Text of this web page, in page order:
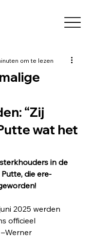
“Zij
wat het
om te lezen
in de
die ere-
2025 werden
officieel